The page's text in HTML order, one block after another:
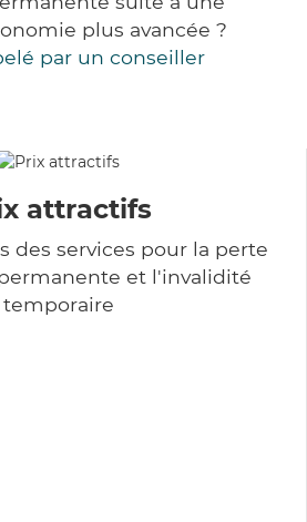
plus avancée ?
par un conseiller
attractifs
des services pour la perte
et l'invalidité
temporaire